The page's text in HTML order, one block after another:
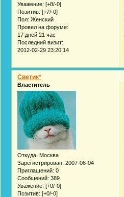
Уважение: [+8/-0]
Позитив: [+7/-0]
Пол: Женский
Провел на форуме:
17 дней 21 час
Последний визит:
2012-02-29 23:20:14
Светик*
Властитель
Откуда: Москва
Зарегистрирован: 2007-06-04
Приглашений: 0
Сообщений: 389
Уважение: [+0/-0]
Позитив: [+0/-0]